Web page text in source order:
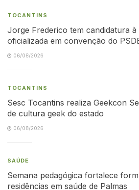
TOCANTINS
Jorge Frederico tem candidatura à
oficializada em convenção do
06/08/2026
TOCANTINS
Sesc Tocantins realiza Geekcon
de cultura geek do estado
06/08/2026
SAÚDE
Semana pedagógica fortalece
residências em saúde de Palmas